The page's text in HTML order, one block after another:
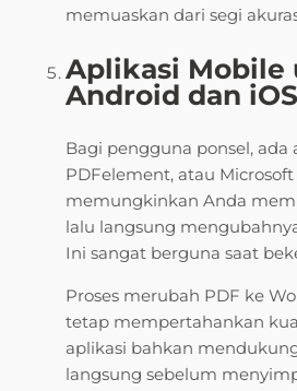
memuaskan dari segi
Aplikasi Mobile
Android dan iOS
Bagi pengguna ponsel, ada
PDFelement, atau
memungkinkan Anda
lalu langsung
Ini sangat berguna saat
Proses merubah PDF ke
tetap mempertahankan
aplikasi bahkan
langsung sebelum